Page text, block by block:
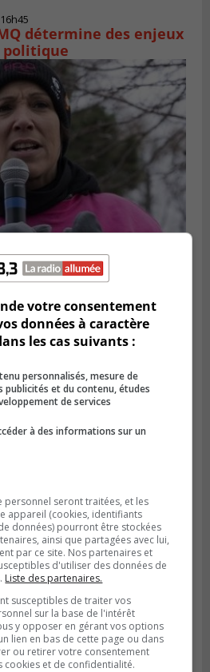
détermine des enjeux
plus de rigueur
votre consentement
données à caractère
les cas suivants :
personnalisés, mesure de
publicités et du contenu, études
de services
à des informations sur un
personnel seront traitées, et les
appareil (cookies, identifiants
données) pourront être stockées
ainsi que partagées avec lui,
par ce site. Nos partenaires et
d'utiliser des données de
Liste des partenaires.
susceptibles de traiter vos
sur la base de l'intérêt
y opposer en gérant vos options
lien en bas de cette page ou dans
ou retirer votre consentement
cookies et de confidentialité.